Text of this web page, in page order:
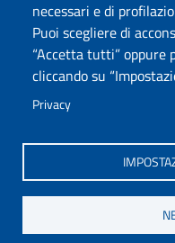
necessari e di
Puoi scegliere di
“Accetta tutti” oppure
cliccando su
Privacy
Piazza Università 21,
Tel.: 800 882994
RETTORE:
PEC:
URP:urp@uniss.it
P.I. 00196350904 –